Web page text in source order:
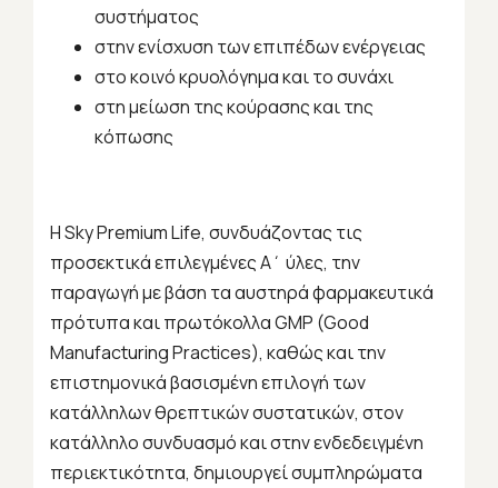
συστήματος
στην ενίσχυση των επιπέδων ενέργειας
στο κοινό κρυολόγημα και το συνάχι
στη μείωση της κούρασης και της
κόπωσης
ΗSkyPremiumLife, συνδυάζοντας τις
προσεκτικά επιλεγμένες Α΄ ύλες, την
παραγωγή με βάση τα αυστηρά φαρμακευτικά
πρότυπα και πρωτόκολλαGMP (Good
ManufacturingPractices), καθώς και την
επιστημονικά βασισμένη επιλογή των
κατάλληλων θρεπτικών συστατικών, στον
κατάλληλο συνδυασμό και στην ενδεδειγμένη
περιεκτικότητα, δημιουργεί συμπληρώματα